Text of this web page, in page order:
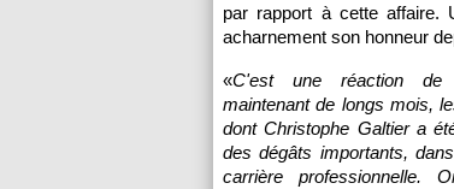
par rapport à cette affaire.
acharnement son honneur
«C'est une réaction de
maintenant de longs mois,
dont Christophe Galtier a
des dégâts importants,
carrière professionnelle.